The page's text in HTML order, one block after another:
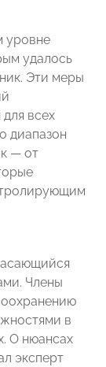
уровне
удалось
Эти меры
всех
диапазон
— от
Члены
в
О нюансах
эксперт